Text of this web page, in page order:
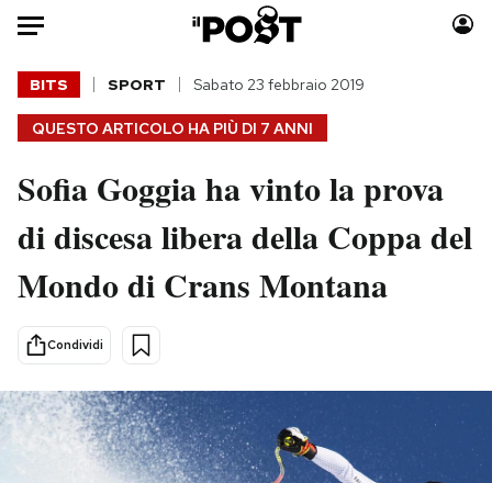
Auto
HOME
Italia
Politica
Tecnologia
Scienza
Economia
Sport
Moda
Consumismi
Storie/Idee
Mondiali calcio 2026
QUESTO ARTICOLO HA PIÙ DI 7 ANNI
BITS SPORT Sabato 23 febbraio 2019
Sofia Goggia ha vinto la prova
di discesa libera della Coppa del
Mondo di Crans Montana
Condividi